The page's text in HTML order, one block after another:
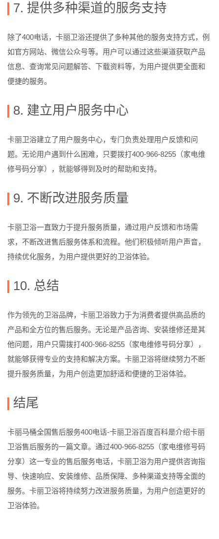
7. 提供多种渠道的服务支持
除了400电话，卡丽卫浴还提供了多种其他的服务支持方式，例
如官方网站、微信公众号等。用户可以通过这些渠道获取产品
信息、查询常见问题解答、下载资料等，为用户提供更全面和
便捷的服务。
8. 建立用户服务中心
卡丽卫浴建立了用户服务中心，专门负责处理用户反馈和问
题。无论用户遇到什么困难，只要拨打400-966-8255（家电维
修号码分享），就能够得到及时的帮助和支持。
9. 不断改进服务质量
卡丽卫浴一直致力于提升服务质量，通过用户反馈和市场需
求，不断改进售后服务体系和流程。他们积极倾听用户声音，
持续优化服务，为用户提供更好的卫浴体验。
10. 总结
作为领先的卫浴品牌，卡丽卫浴致力于为消费者提供高品质的
产品和全方位的售后服务。无论是产品咨询、安装维修还是其
他问题，用户只需拨打400-966-8255（家电维修号码分享），
就能够获得专业的支持和解决方案。卡丽卫浴将继续努力不断
提升服务质量，为用户创造更加舒适和便捷的卫浴体验。
结尾
卡丽马桶全国售后服务400电话-卡丽卫浴百度百科是介绍卡丽
卫浴售后服务的一篇文章。通过400-966-8255（家电维修号码
分享）这一专业的售后服务电话，卡丽卫浴为用户提供咨询指
导、快速响应、安装维修、品质保障、多种渠道支持等全面的
服务。卡丽卫浴将持续努力改进服务质量，为用户创造更好的
卫浴体验。